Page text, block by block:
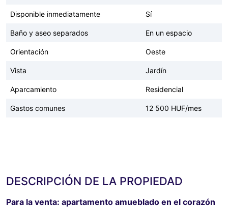
Disponible inmediatamente Sí
Baño y aseo separados En un espacio
Orientación Oeste
Vista Jardín
Aparcamiento Residencial
Gastos comunes 12 500 HUF/mes
DESCRIPCIÓN DE LA PROPIEDAD
Para la venta: apartamento amueblado en el corazón